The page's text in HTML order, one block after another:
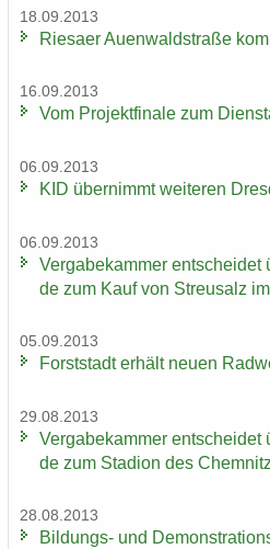
18.09.2013
Rie­sa­er Au­en­wald­stra­ße
16.09.2013
Vom Pro­jekt­fi­na­le zum
06.09.2013
KID über­nimmt wei­te­ren
06.09.2013
Ver­ga­be­kam­mer
de zum Kauf von Streu­salz
05.09.2013
Forst­stadt er­hält neuen
29.08.2013
Ver­ga­be­kam­mer
de zum Sta­di­on des
28.08.2013
Bildungs-​ und